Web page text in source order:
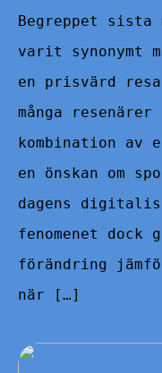
Begreppet sista
varit synonymt
en prisvärd
många
kombination av
en önskan om
dagens
fenomenet dock
förändring
när […]